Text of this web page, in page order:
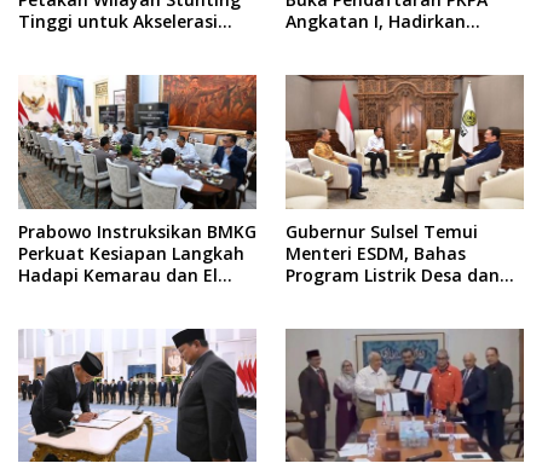
Tinggi untuk Akselerasi
Angkatan I, Hadirkan
Prabowo Instruksikan BMKG
Perkuat Kesiapan Langkah
Hadapi Kemarau dan El
Gubernur Sulsel Temui
Menteri ESDM, Bahas
Program Listrik Desa dan